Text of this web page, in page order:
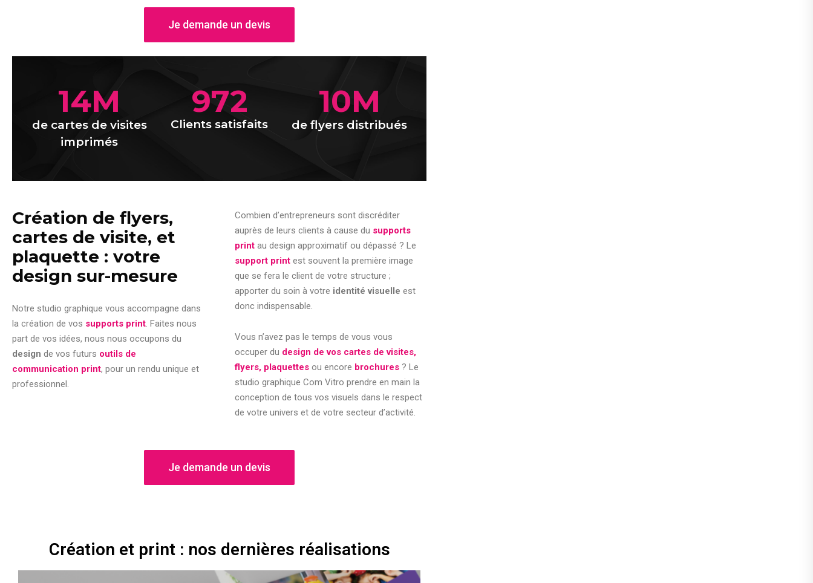
Je demande un devis
de cartes de visites
imprimés
14M
Clients satisfaits
972
de flyers distribués
10M
Création de flyers,
cartes de visite, et
plaquette : votre
design sur-mesure
Notre studio graphique vous accompagne dans
la création de vos supports print . Faites nous
part de vos idées, nous nous occupons du
design de vos futurs outils de
communication print, pour un rendu unique et
professionnel.
Combien d’entrepreneurs sont discréditer
auprès de leurs clients à cause du supports
printau design approximatif ou dépassé ? Le
support printest souvent la première image
que se fera le client de votre structure ;
apporter du soin à votre identité visuelle est
donc indispensable.
Vous n’avez pas le temps de vous vous
occuper du design de vos cartes de visites,
flyers, plaquettesou encore brochures? Le
studio graphique Com Vitro prendre en main la
conception de tous vos visuels dans le respect
de votre univers et de votre secteur d’activité.
Je demande un devis
Création et print : nos dernières réalisations